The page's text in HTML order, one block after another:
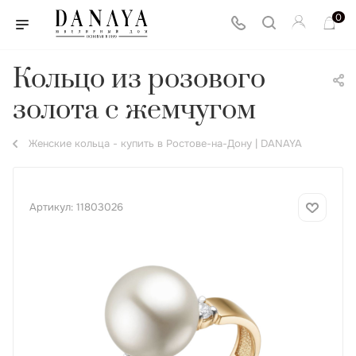
0
Кольцо из розового
золота с жемчугом
Женские кольца - купить в Ростове-на-Дону | DANAYA
Артикул: 11803026